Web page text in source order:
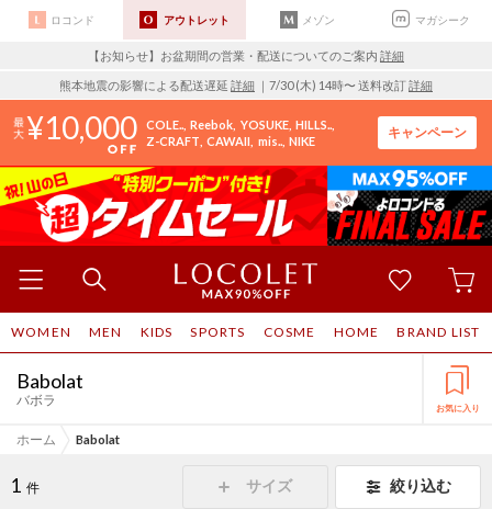
ロコンド アウトレット メゾン マガシーク
【お知らせ】お盆期間の営業・配送についてのご案内 詳細
熊本地震の影響による配送遅延 詳細 ｜7/30 (木) 14時〜 送料改訂詳細
10,000 COLE.. Reebok YOSUKE HILLS..
Z-CRAFT CAWAII mis.. NIKE
キャンペーン
WOMEN MEN KIDS SPORTS COSME HOME BRAND LIST
Babolat
バボラ お気に入り
ホーム Babolat
1 件 サイズ 絞り込む